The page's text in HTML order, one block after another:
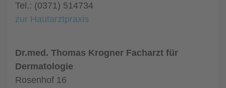
Tel.: (0371) 514734
zur Hautarztpraxis
Dr.med. Thomas Krogner Facharzt für
Dermatologie
Rosenhof 16